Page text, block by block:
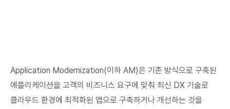
Application Modernization(이하 AM)은 기존 방식으로 구축된
애플리케이션을 고객의 비즈니스 요구에 맞춰 최신 DX 기술로
클라우드 환경에 최적화된 앱으로 구축하거나 개선하는 것을